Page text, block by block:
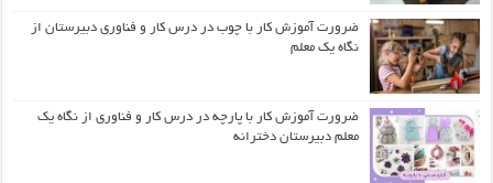
ضرورت آموزش کار با چوب در درس کار و فناوری دبیرستان از
نگاه یک معلم
ضرورت آموزش کار با پارچه در درس کار و فناوری از نگاه یک
معلم دبیرستان دخترانه